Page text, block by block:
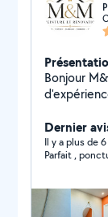
Bonjour M&M Peinture et Rénovation. Plus de 10 ans
d'expérience,
Salle de bain de
et professionnel N'hexsite pas à
toute
Dernier
Il y a plus de
Parfait ,